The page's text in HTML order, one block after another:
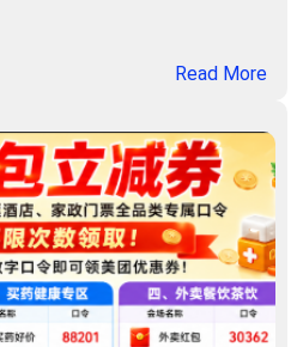
券
！
Read More：
淘
汇
客
服